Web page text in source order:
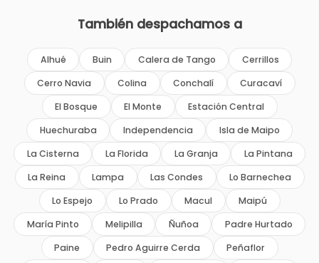
También despachamos a
Alhué Buin Calera de Tango
Cerrillos
Cerro Navia
Colina Conchalí
Curacaví
El Bosque
El Monte
Estación Central
Huechuraba
Independencia
Isla de Maipo
La Cisterna
La Florida La Granja
La Pintana
La Reina
Lampa Las Condes
Lo Barnechea
Lo Espejo
Lo Prado Macul
Maipú
María Pinto
Melipilla Ñuñoa
Padre Hurtado
Paine
Pedro Aguirre Cerda Peñaflor